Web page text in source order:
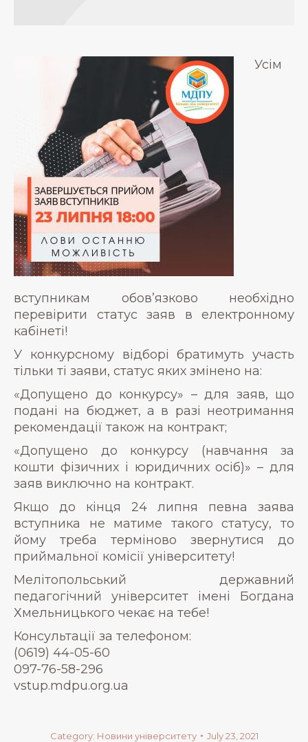
Усім
вступникам обов’язково необхідно
перевірити статус заяв в електронному
кабінеті!
У конкурсному відборі братимуть участь
тільки ті заяви, статус яких змінено на:
«Допущено до конкурсу» – для заяв, що
подані на бюджет, а в разі неотримання
рекомендації також на контракт;
«Допущено до конкурсу (навчання за
кошти фізичних і юридичних осіб)» – для
заяв виключно на контракт.
Якщо до кінця 24 липня певна заява
вступника не матиме такого статусу, то
йому треба терміново звернутися до
приймальної комісії університету!
Мелітопольський державний
педагогічний університет імені Богдана
Хмельницького чекає на тебе!
Консультації за телефоном:
(0619) 44-05-60
097-76-58-296
vstup.mdpu.org.ua
Category: Новини університету July 23, 2021